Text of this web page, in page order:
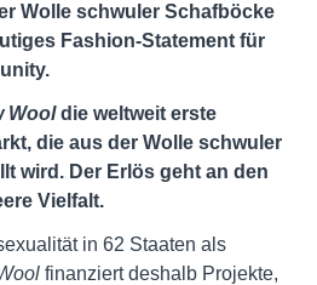
Wolle schwuler Schafböcke
Fashion-Statement für
Wooldie weltweit erste
die aus der Wolle schwuler
wird. Der Erlös geht an den
Vielfalt.
in 62 Staaten als
finanziert deshalb Projekte,